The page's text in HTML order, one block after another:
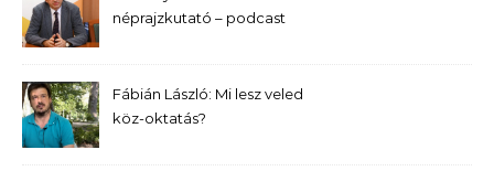
néprajzkutató – podcast
Fábián László: Mi lesz veled
köz-oktatás?